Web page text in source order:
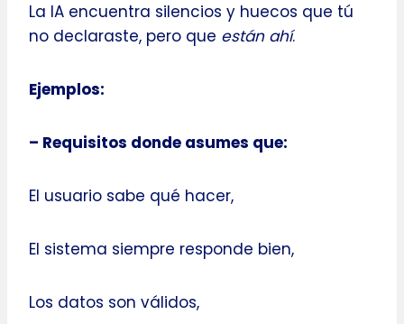
La IA encuentra silencios y huecos que tú
no declaraste, pero que están ahí.
Ejemplos:
– Requisitos donde asumes que:
El usuario sabe qué hacer,
El sistema siempre responde bien,
Los datos son válidos,